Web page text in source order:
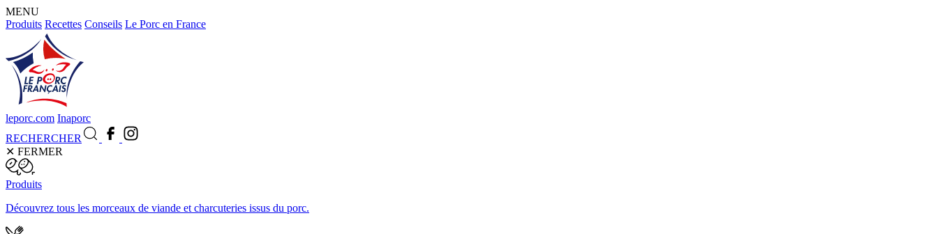
MENU
Produits Recettes Conseils Le Porc en France
leporc.com Inaporc
RECHERCHER
✕ FERMER
Produits
Découvrez tous les morceaux de viande et charcuteries issus du porc.